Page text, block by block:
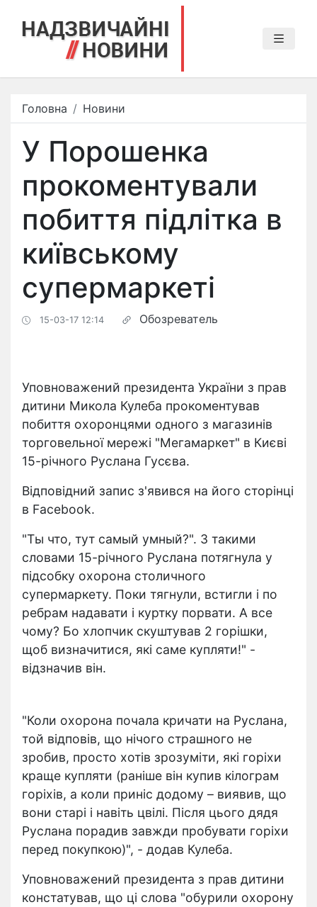
Головна Новини
У Порошенка
прокоментували
побиття підлітка в
київському
супермаркеті
15-03-17 12:14 Обозреватель
Уповноважений президента України з прав
дитини Микола Кулеба прокоментував
побиття охоронцями одного з магазинів
торговельної мережі "Мегамаркет" в Києві
15-річного Руслана Гусєва.
Відповідний запис з'явився на його сторінці
в Facebook.
"Ты что, тут самый умный?". З такими
словами 15-річного Руслана потягнула у
підсобку охорона столичного
супермаркету. Поки тягнули, встигли і по
ребрам надавати і куртку порвати. А все
чому? Бо хлопчик скуштував 2 горішки,
щоб визначитися, які саме купляти!" -
відзначив він.
"Коли охорона почала кричати на Руслана,
той відповів, що нічого страшного не
зробив, просто хотів зрозуміти, які горіхи
краще купляти (раніше він купив кілограм
горіхів, а коли приніс додому – виявив, що
вони старі і навіть цвілі. Після цього дядя
Руслана порадив завжди пробувати горіхи
перед покупкою)", - додав Кулеба.
Уповноважений президента з прав дитини
констатував, що ці слова "обурили охорону